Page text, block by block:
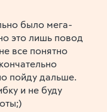
было мега-
это лишь повод
все понятно
пойду дальше.
и не буду